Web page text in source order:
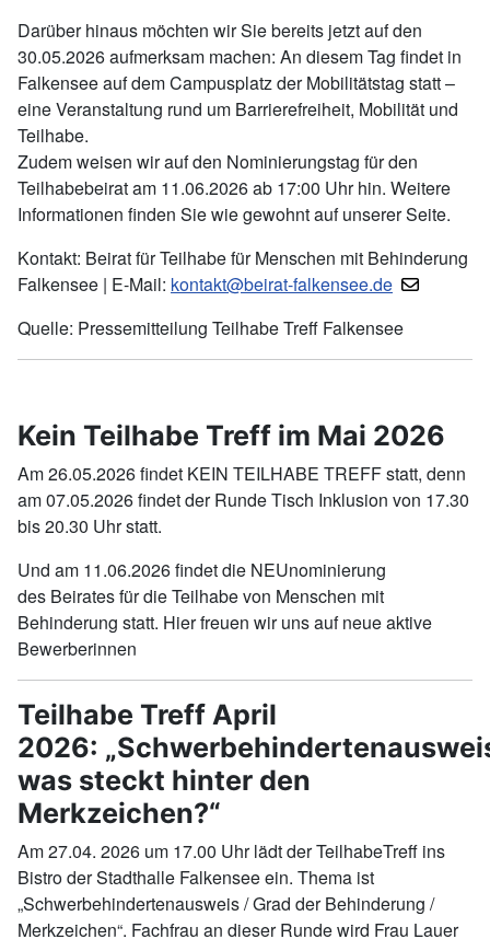
Darüber hinaus möchten wir Sie bereits jetzt auf den
30.05.2026 aufmerksam machen: An diesem Tag findet in
Falkensee auf dem Campusplatz der Mobilitätstag statt –
eine Veranstaltung rund um Barrierefreiheit, Mobilität und
Teilhabe.
Zudem weisen wir auf den Nominierungstag für den
Teilhabebeirat am 11.06.2026 ab 17:00 Uhr hin. Weitere
Informationen finden Sie wie gewohnt auf unserer Seite.
Kontakt: Beirat für Teilhabe für Menschen mit Behinderung
Falkensee | E-Mail: kontakt@beirat-falkensee.de
Quelle: Pressemitteilung Teilhabe Treff Falkensee
Kein Teilhabe Treff im Mai 2026
Am 26.05.2026 findet KEIN TEILHABE TREFF statt, denn
am 07.05.2026 findet der Runde Tisch Inklusion von 17.30
bis 20.30 Uhr statt.
Und am 11.06.2026 findet die NEUnominierung
des Beirates für die Teilhabe von Menschen mit
Behinderung statt. Hier freuen wir uns auf neue aktive
Bewerberinnen
Teilhabe Treff April
2026:
was steckt hinter den
Merkzeichen?“
Am 27.04. 2026 um 17.00 Uhr lädt der TeilhabeTreff ins
Bistro der Stadthalle Falkensee ein. Thema ist
„Schwerbehindertenausweis / Grad der Behinderung /
Merkzeichen“. Fachfrau an dieser Runde wird Frau Lauer